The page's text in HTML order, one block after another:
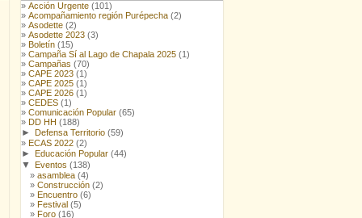
Acción Urgente (101)
Acompañamiento región Purépecha (2)
Asodette (2)
Asodette 2023 (3)
Boletín (15)
Campaña Sí al Lago de Chapala 2025 (1)
Campañas (70)
CAPE 2023 (1)
CAPE 2025 (1)
CAPE 2026 (1)
CEDES (1)
Comunicación Popular (65)
DD HH (188)
► Defensa Territorio (59)
ECAS 2022 (2)
► Educación Popular (44)
▼ Eventos (138)
asamblea (4)
Construcción (2)
Encuentro (6)
Festival (5)
Foro (16)